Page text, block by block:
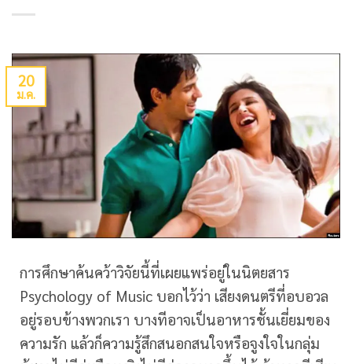
20
ม.ค.
การศึกษาค้นคว้าวิจัยนี้ที่เผยแพร่อยู่ในนิตยสาร
Psychology of Music บอกไว้ว่า เสียงดนตรีที่อบอวล
อยู่รอบข้างพวกเรา บางทีอาจเป็นอาหารชั้นเยี่ยมของ
ความรัก แล้วก็ความรู้สึกสนอกสนใจหรือจูงใจในกลุ่ม